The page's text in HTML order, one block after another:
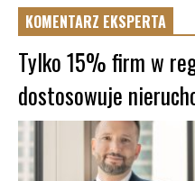
KOMENTARZ EKSPERTA
Tylko 15% firm w
dostosowuje